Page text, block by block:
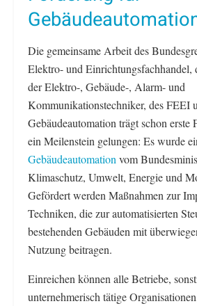
Die gemeinsame Arbeit des
Elektro- und Einrichtungsfachhandel,
der Elektro-, Gebäude-, Alarm- und
Kommunikationstechniker, des FEEI
Gebäudeautomation trägt schon
ein Meilenstein gelungen: Es wurde
Gebäudeautomation vom
Klimaschutz, Umwelt, Energie und
Gefördert werden Maßnahmen zur
Techniken, die zur automatisierten
bestehenden Gebäuden mit
Nutzung beitragen.
Einreichen können alle Betriebe,
unternehmerisch tätige